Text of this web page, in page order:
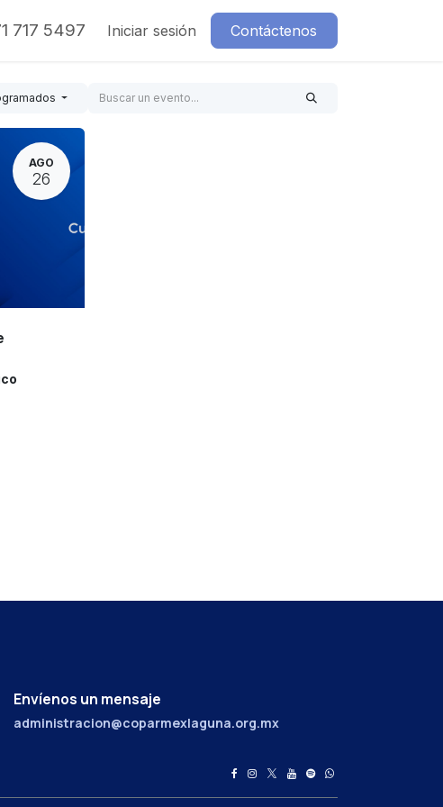
717 5497 Iniciar sesión Contáctenos
AGO
26
Envíenos un mensaje
administracion@coparmexlaguna.org.mx